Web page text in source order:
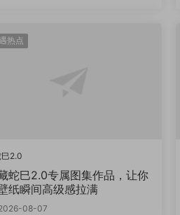
热点
2.0
蛇巳2.0专属图集作品，让你
纸瞬间高级感拉满
08-07